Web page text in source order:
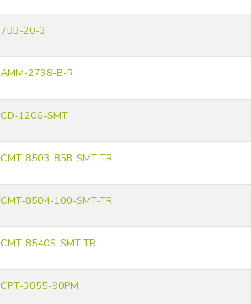
7BB-20-3
AMM-2738-B-R
CD-1206-SMT
CMT-8503-85B-SMT-TR
CMT-8504-100-SMT-TR
CMT-8540S-SMT-TR
CPT-3055-90PM